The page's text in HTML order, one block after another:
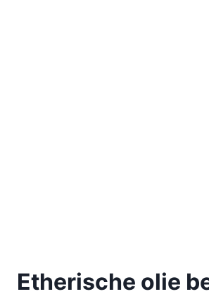
Etherische olie